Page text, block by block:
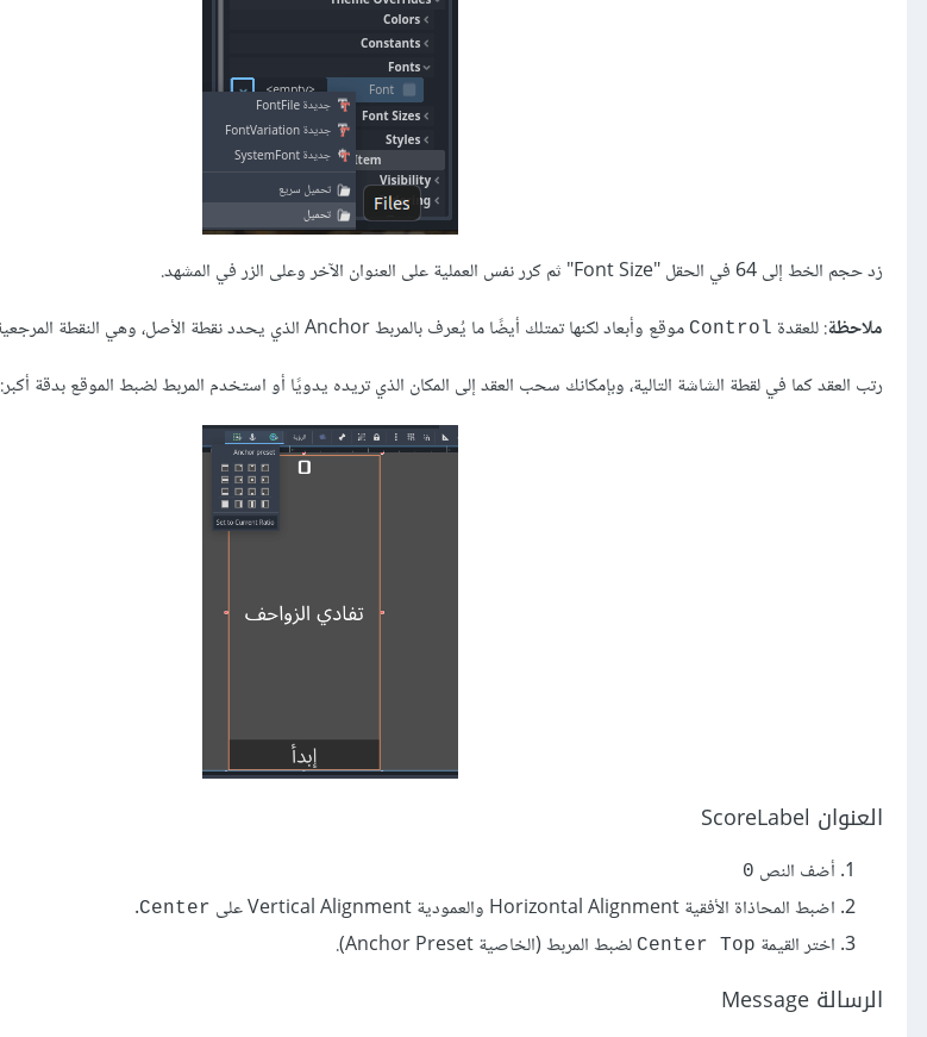
زد حجم الخط إلى 64 في الحقل "Font Size" ثم كرر نفس العملية على العنوان اﻵخر وعلى الزر في المشهد.
ملاحظة: للعقدة Control موقع وأبعاد لكنها تمتلك أيضًا ما يُعرف بالمربط Anchor الذي يحدد نقطة اﻷصل، وهي النقطة المرجعية لحواف العقدة.
رتب العقد كما في لقطة الشاشة التالية، وبإمكانك سحب العقد إلى المكان الذي تريده يدويًا أو استخدم المربط لضبط الموقع بدقة أكبر:
العنوان ScoreLabel
أضف النص 0
اضبط المحاذاة اﻷفقية Horizontal Alignment والعمودية Vertical Alignment على Center
.
اختر القيمة Center Top لضبط المربط (الخاصية Anchor Preset).
الرسالة Message